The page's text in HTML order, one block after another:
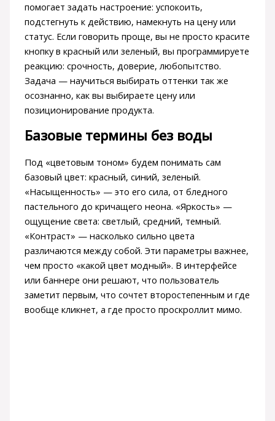
помогает задать настроение: успокоить,
подстегнуть к действию, намекнуть на цену или
статус. Если говорить проще, вы не просто красите
кнопку в красный или зеленый, вы программируете
реакцию: срочность, доверие, любопытство.
Задача — научиться выбирать оттенки так же
осознанно, как вы выбираете цену или
позиционирование продукта.
Базовые термины без воды
Под «цветовым тоном» будем понимать сам
базовый цвет: красный, синий, зеленый.
«Насыщенность» — это его сила, от бледного
пастельного до кричащего неона. «Яркость» —
ощущение света: светлый, средний, темный.
«Контраст» — насколько сильно цвета
различаются между собой. Эти параметры важнее,
чем просто «какой цвет модный». В интерфейсе
или баннере они решают, что пользователь
заметит первым, что сочтет второстепенным и где
вообще кликнет, а где просто проскроллит мимо.